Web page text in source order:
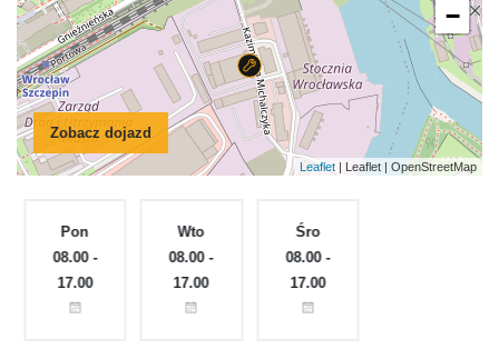
Zobacz dojazd
−
Leaflet | Leaflet | OpenStreetMap
Pon
08.00 -
17.00
Wto
08.00 -
17.00
Śro
08.00 -
17.00